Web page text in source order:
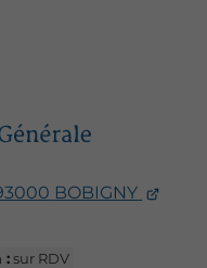
BOBIGNY
: sur RDV